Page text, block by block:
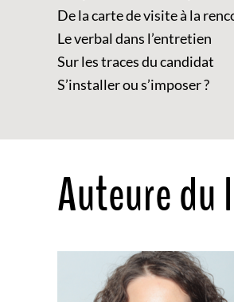
De la carte de visite à la
Le verbal dans l’entretien
Sur les traces du candidat
S’installer ou s’imposer ?
Auteure du